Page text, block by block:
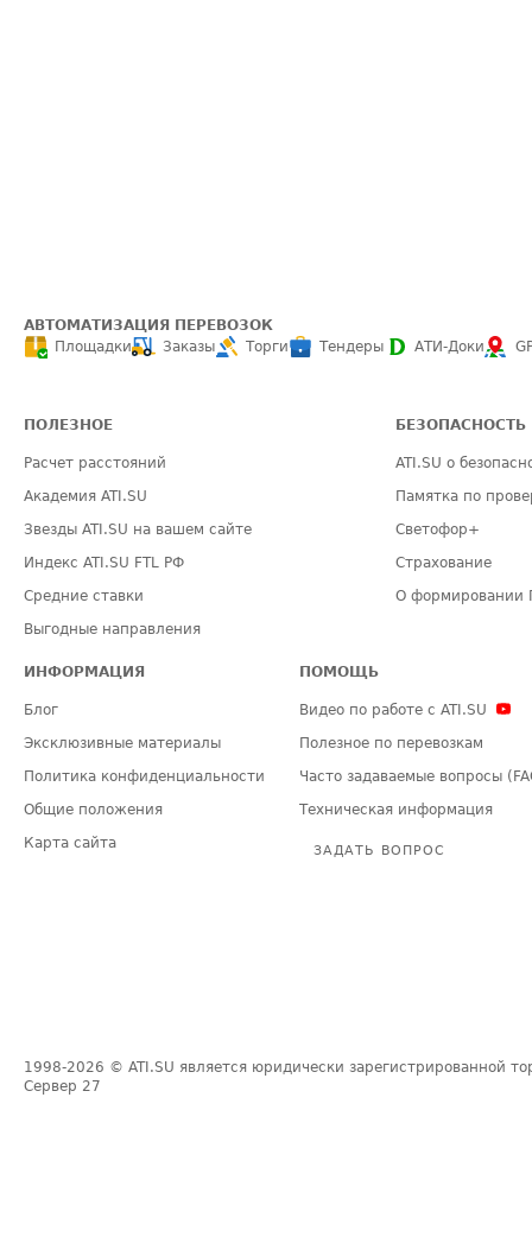
АВТОМАТИЗАЦИЯ ПЕРЕВОЗОК
Площадки
Заказы Торги Тендеры АТИ-Доки
ПОЛЕЗНОЕ
Расчет расстояний
Академия ATI.SU
Звезды ATI.SU на вашем сайте
Индекс ATI.SU FTL РФ
Средние ставки
Выгодные направления
БЕЗОПАСНОСТЬ
ATI.SU о
Памятка по
Светофор+
Страхование
О формировании
ИНФОРМАЦИЯ
Блог
Эксклюзивные материалы
Политика конфиденциальности
Общие положения
Карта сайта
ПОМОЩЬ
Видео по работе с ATI.SU
Полезное по перевозкам
Часто задаваемые вопросы
Техническая информация
ЗАДАТЬ ВОПРОС
1998-2026 © ATI.SU является юридически зарегистрированной
Сервер 27